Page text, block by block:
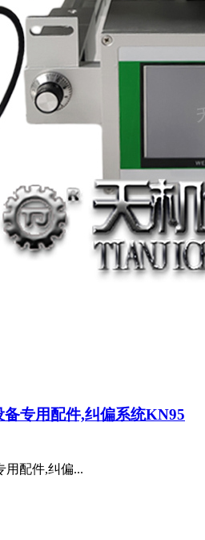
专用配件,纠偏系统KN95
用配件,纠偏...